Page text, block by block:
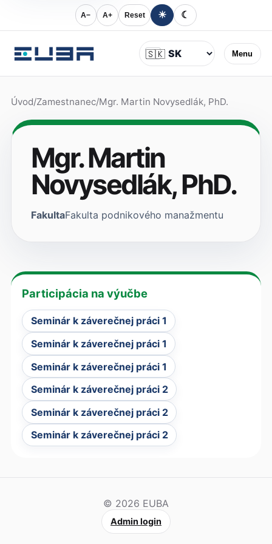
A− A+ Reset ☀ ☾
Menu
Jazyk
🇸🇰
Úvod/Zamestnanec/Mgr. Martin Novysedlák, PhD.
Mgr. Martin
Novysedlák, PhD.
FakultaFakulta podnikového manažmentu
Participácia na výučbe
Seminár k záverečnej práci 1
Seminár k záverečnej práci 1
Seminár k záverečnej práci 1
Seminár k záverečnej práci 2
Seminár k záverečnej práci 2
Seminár k záverečnej práci 2
© 2026 EUBA
Admin login